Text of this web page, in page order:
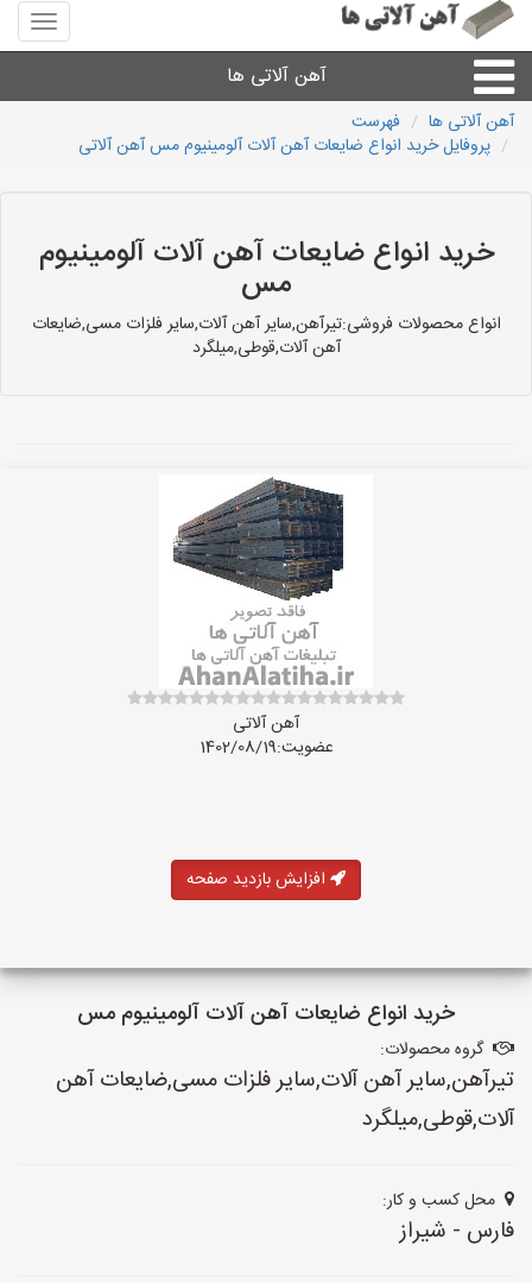
منوی
سایت
آلاتی
آهن آلاتی ها
میلگرد نبشی،مفتول
لوله و اتصالات
سایر آهن آلات
آهن آلاتی ها
فهرست
پروفایل خرید انواع ضایعات آهن آلات آلومینیوم مس آهن آلاتی
خرید انواع ضایعات آهن آلات آلومینیوم
مس
انواع محصولات فروشی:تیرآهن,سایر آهن آلات,سایر فلزات مسی,ضایعات
آهن آلات,قوطی,میلگرد
آهن آلاتی
عضویت:1402/08/19
افزایش بازدید صفحه
خرید انواع ضایعات آهن آلات آلومینیوم مس
گروه محصولات:
تیرآهن,سایر آهن آلات,سایر فلزات مسی,ضایعات آهن
آلات,قوطی,میلگرد
محل کسب و کار:
فارس - شیراز